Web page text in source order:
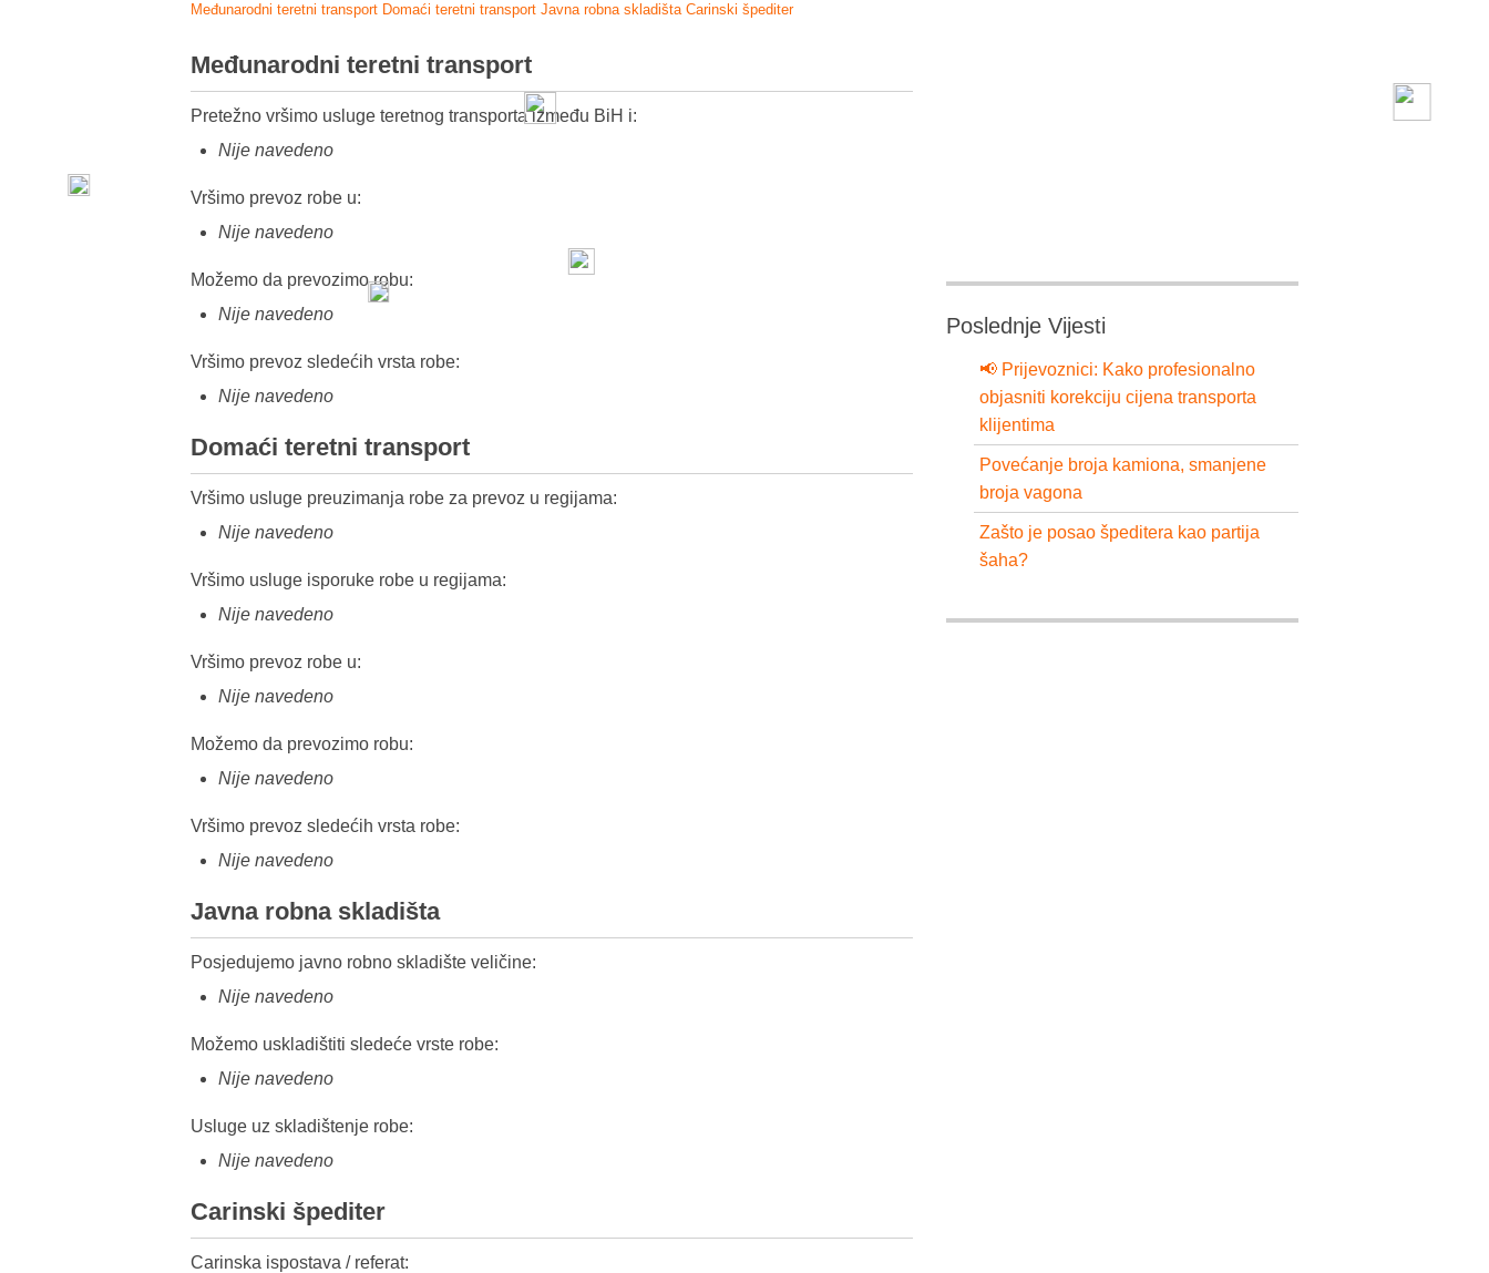
Međunarodni teretni transport Domaći teretni transport Javna robna skladišta Carinski špediter
Međunarodni teretni transport
Pretežno vršimo usluge teretnog transporta između BiH i:
Nije navedeno
Vršimo prevoz robe u:
Nije navedeno
Možemo da prevozimo robu:
Nije navedeno
Vršimo prevoz sledećih vrsta robe:
Nije navedeno
Domaći teretni transport
Vršimo usluge preuzimanja robe za prevoz u regijama:
Nije navedeno
Vršimo usluge isporuke robe u regijama:
Nije navedeno
Vršimo prevoz robe u:
Nije navedeno
Možemo da prevozimo robu:
Nije navedeno
Vršimo prevoz sledećih vrsta robe:
Nije navedeno
Javna robna skladišta
Posjedujemo javno robno skladište veličine:
Nije navedeno
Možemo uskladištiti sledeće vrste robe:
Nije navedeno
Usluge uz skladištenje robe:
Nije navedeno
Carinski špediter
Carinska ispostava / referat:
Poslednje Vijesti
📢 Prijevoznici: Kako profesionalno
objasniti korekciju cijena transporta
klijentima
Povećanje broja kamiona, smanjene
broja vagona
Zašto je posao špeditera kao partija
šaha?